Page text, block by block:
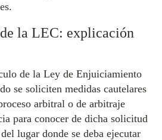
la LEC: explicación
de la Ley de Enjuiciamiento
se soliciten medidas cautelares
arbitral o de arbitraje
para conocer de dicha solicitud
lugar donde se deba ejecutar